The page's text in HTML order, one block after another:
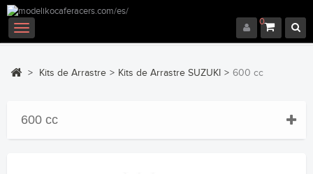
0
Navegación
Toggle
> Kits de Arrastre > Kits de Arrastre SUZUKI > 600 cc
600 cc